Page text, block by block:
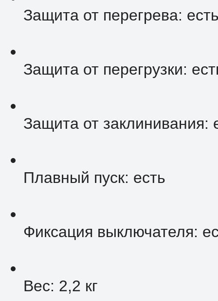
Защита от перегрева:
Защита от перегрузки:
Защита от заклинивания:
Плавный пуск: есть
Фиксация выключателя:
Вес: 2,2 кг